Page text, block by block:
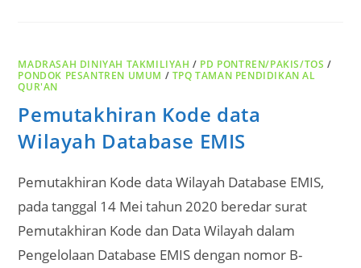
MADRASAH DINIYAH TAKMILIYAH / PD PONTREN/PAKIS/TOS /
PONDOK PESANTREN UMUM / TPQ TAMAN PENDIDIKAN AL
QUR'AN
Pemutakhiran Kode data
Wilayah Database EMIS
Pemutakhiran Kode data Wilayah Database EMIS,
pada tanggal 14 Mei tahun 2020 beredar surat
Pemutakhiran Kode dan Data Wilayah dalam
Pengelolaan Database EMIS dengan nomor B-